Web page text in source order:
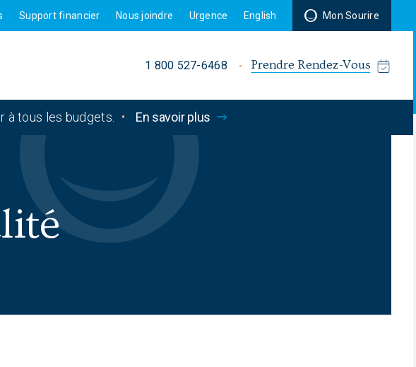
Support financier Nous joindre Urgence English Mon Sourire
1 800 527-6468 Prendre Rendez-Vous
à tous les budgets. • En savoir plus